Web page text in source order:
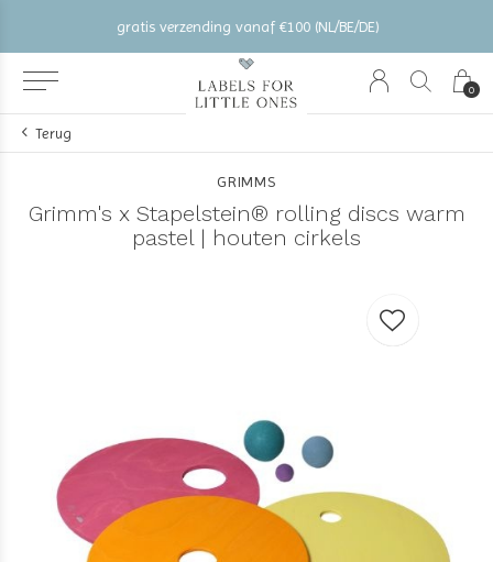
0
gratis verzending vanaf €100 (NL/BE/DE)
Terug
GRIMMS
Grimm's x Stapelstein® rolling discs warm
pastel | houten cirkels